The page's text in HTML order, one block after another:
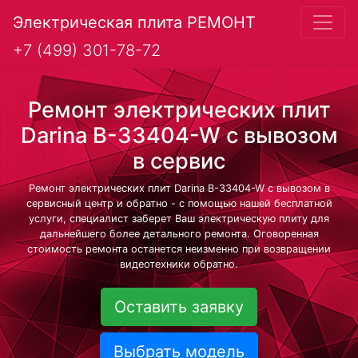
Электрическая плита РЕМОНТ
+7 (499) 301-78-72
Ремонт электрических плит
Darina B-33404-W с вывозом
в сервис
Ремонт электрических плит Darina B-33404-W с вывозом в
сервисный центр и обратно - с помощью нашей бесплатной
услуги, специалист заберет Ваш электрическую плиту для
дальнейшего более детального ремонта. Оговоренная
стоимость ремонта останется неизменно при возвращении
видеотехники обратно.
Оставить заявку
Выбрать модель